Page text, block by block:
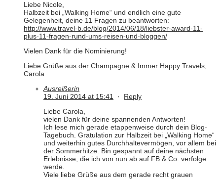
Liebe Nicole,
Halbzeit bei „Walking Home“ und endlich eine gute
Gelegenheit, deine 11 Fragen zu beantworten:
http://www.travel-b.de/blog/2014/06/18/liebster-award-11-
plus-11-fragen-rund-ums-reisen-und-bloggen/
Vielen Dank für die Nominierung!
Liebe Grüße aus der Champagne & Immer Happy Travels,
Carola
Ausreißerin
19. Juni 2014 at 15:41 · Reply
Liebe Carola,
vielen Dank für deine spannenden Antworten!
Ich lese mich gerade etappenweise durch dein Blog-
Tagebuch. Gratulation zur Halbzeit bei „Walking Home“
und weiterhin gutes Durchhaltevermögen, vor allem bei
der Sommerhitze. Bin gespannt auf deine nächsten
Erlebnisse, die ich von nun ab auf FB & Co. verfolge
werde.
Viele liebe Grüße aus dem gerade recht grauen